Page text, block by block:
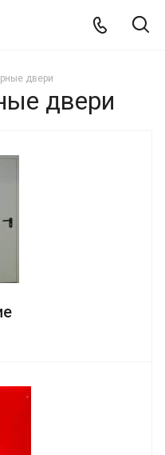
двери
двери